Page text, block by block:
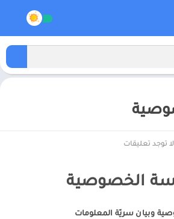
لا توجد تعليقات
الخصوصية
وبيان سريّة المعلومات